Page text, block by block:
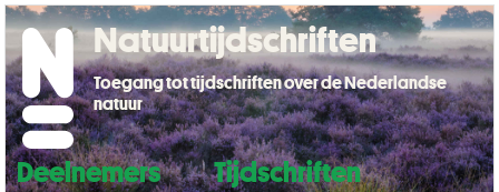
Deelnemers
Tijdschriften
Natuurtijdschriften
Toegang tot tijdschriften over de Nederlandse
natuur